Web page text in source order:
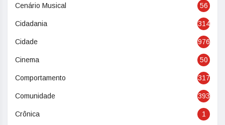
Cenário Musical 56
Cidadania 314
Cidade 976
Cinema 50
Comportamento 317
Comunidade 393
Crônica 1